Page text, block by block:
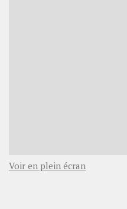
Voir en plein écran